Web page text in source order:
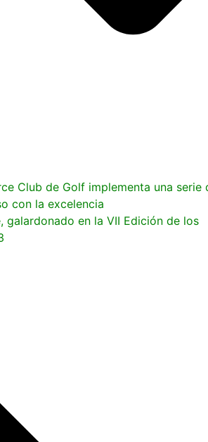
Club de Golf implementa una serie
con la excelencia
galardonado en la VII Edición de los